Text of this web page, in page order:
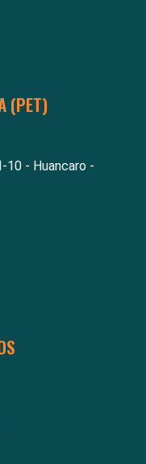
(PET)
10 - Huancaro -